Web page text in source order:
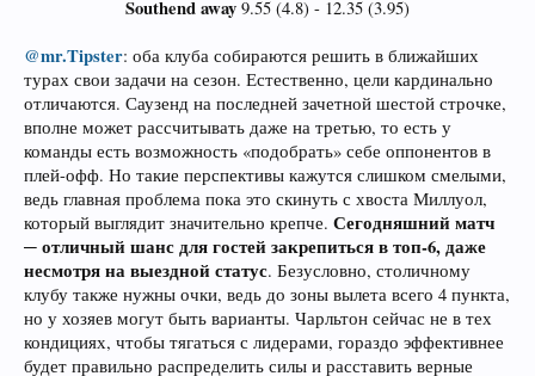
Southend away 9.55 (4.8) - 12.35 (3.95)​
@mr.Tipster: оба клуба собираются решить в ближайших
турах свои задачи на сезон. Естественно, цели кардинально
отличаются. Саузенд на последней зачетной шестой строчке,
вполне может рассчитывать даже на третью, то есть у
команды есть возможность «подобрать» себе оппонентов в
плей-офф. Но такие перспективы кажутся слишком смелыми,
ведь главная проблема пока это скинуть с хвоста Миллуол,
который выглядит значительно крепче. Сегодняшний матч
─ отличный шанс для гостей закрепиться в топ-6, даже
несмотря на выездной статус. Безусловно, столичному
клубу также нужны очки, ведь до зоны вылета всего 4 пункта,
но у хозяев могут быть варианты. Чарльтон сейчас не в тех
кондициях, чтобы тягаться с лидерами, гораздо эффективнее
будет правильно распределить силы и расставить верные